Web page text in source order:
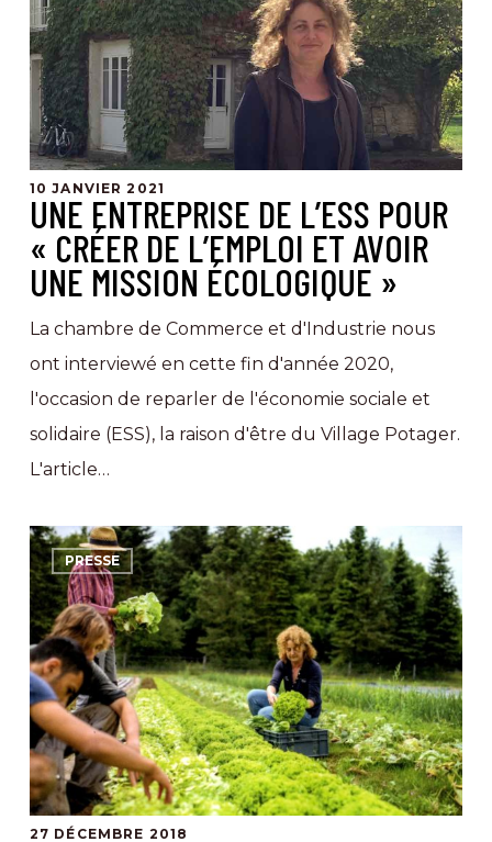
l’ESS
pour
« créer
de
l’emploi
et
avoir
une
écologique »
10 JANVIER 2021
UNE ENTREPRISE DE L’ESS POUR
« CRÉER DE L’EMPLOI ET AVOIR
UNE MISSION ÉCOLOGIQUE »
La chambre de Commerce et d'Industrie nous
ont interviewé en cette fin d'année 2020,
l'occasion de reparler de l'économie sociale et
solidaire (ESS), la raison d'être du Village Potager.
L'article…
Le
Village
Potager
est
dans
Kaizen
!
PRESSE
27 DÉCEMBRE 2018